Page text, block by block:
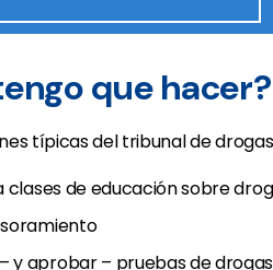
que hacer?
típicas del tribunal de
clases de educación sobre
y aprobar – pruebas de drogas